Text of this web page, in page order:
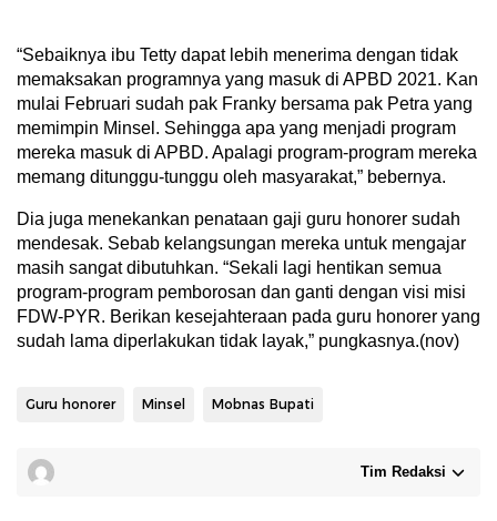
“Sebaiknya ibu Tetty dapat lebih menerima dengan tidak
memaksakan programnya yang masuk di APBD 2021. Kan
mulai Februari sudah pak Franky bersama pak Petra yang
memimpin Minsel. Sehingga apa yang menjadi program
mereka masuk di APBD. Apalagi program-program mereka
memang ditunggu-tunggu oleh masyarakat,” bebernya.
Dia juga menekankan penataan gaji guru honorer sudah
mendesak. Sebab kelangsungan mereka untuk mengajar
masih sangat dibutuhkan. “Sekali lagi hentikan semua
program-program pemborosan dan ganti dengan visi misi
FDW-PYR. Berikan kesejahteraan pada guru honorer yang
sudah lama diperlakukan tidak layak,” pungkasnya.(nov)
Guru honorer Minsel Mobnas Bupati
Tim Redaksi